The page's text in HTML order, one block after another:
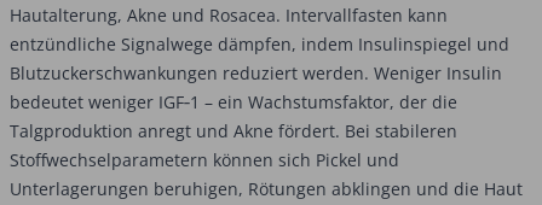
Hautalterung, Akne und Rosacea. Intervallfasten kann
entzündliche Signalwege dämpfen, indem Insulinspiegel und
Blutzuckerschwankungen reduziert werden. Weniger Insulin
bedeutet weniger IGF‑1 – ein Wachstumsfaktor, der die
Talgproduktion anregt und Akne fördert. Bei stabileren
Stoffwechselparametern können sich Pickel und
Unterlagerungen beruhigen, Rötungen abklingen und die Haut